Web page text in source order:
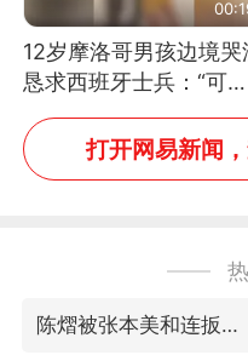
12岁摩洛哥男孩边境哭
恳求西班牙士兵：“可不
可以不要把我遣返回国
打开网易新闻
陈熠被张本美和连扳三局逆转